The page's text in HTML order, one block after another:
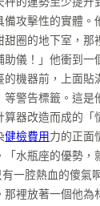
攻擊性的實體。
甜圈的地下室，那
助儀！」他衝到一
的機器前，上面貼
警告標籤。這是
算器改造而成的「
健檢費用力的正面
水瓶座的優勢，
一腔熱血的傻氣
那裡放著一個他為